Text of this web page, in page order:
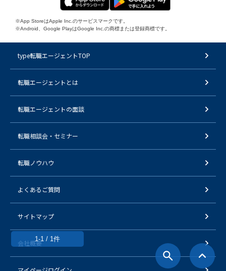
1-1 / 1件
※App StoreはApple Inc.のサービスマークです。
※Android、Google PlayはGoogle Inc.の商標または登録商標です。
type転職エージェントTOP
転職エージェントとは
転職エージェントの面談
転職相談会・セミナー
転職ノウハウ
よくあるご質問
サイトマップ
会社概要